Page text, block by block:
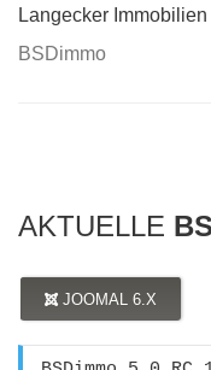
Langecker Immobilien
BSDimmo
AKTUELLE
JOOMAL 6.X